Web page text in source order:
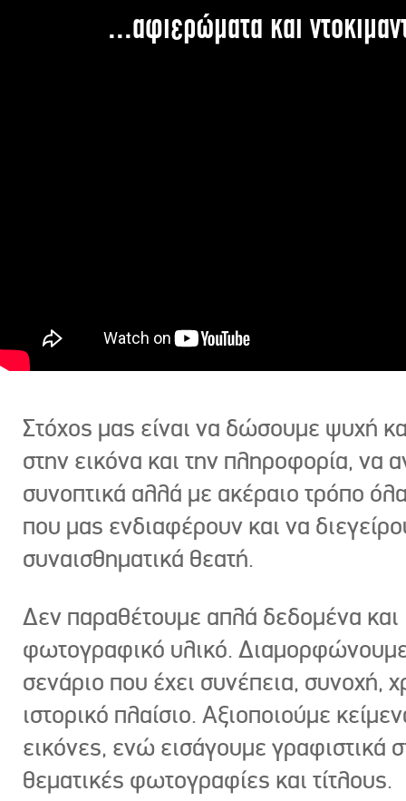
...αφιερώματα και
Στόχος μας είναι να δώσουμε ψυχή
στην εικόνα και την πληροφορία, να
συνοπτικά αλλά με ακέραιο τρόπο
που μας ενδιαφέρουν και να
συναισθηματικά θεατή.
Δεν παραθέτουμε απλά δεδομένα και
φωτογραφικό υλικό.
σενάριο που έχει συνέπεια, συνοχή,
ιστορικό πλαίσιο. Αξιοποιούμε
εικόνες, ενώ εισάγουμε γραφιστικά
θεματικές φωτογραφίες και τίτλους.